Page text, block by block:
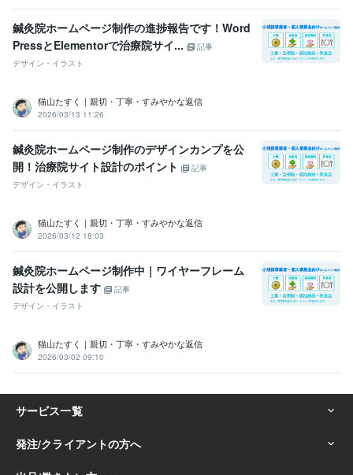
鍼灸院ホームページ制作の進捗報告です！Word
PressとElementorで治療院サイ...
記事
デザイン・イラスト
猫山たすく｜親切・丁寧・すみやかな返信
2026/03/13 11:26
鍼灸院ホームページ制作のデザインカンプを公
開！治療院サイト設計のポイント
記事
デザイン・イラスト
猫山たすく｜親切・丁寧・すみやかな返信
2026/03/12 18:03
鍼灸院ホームページ制作中｜ワイヤーフレーム
設計を公開します
記事
デザイン・イラスト
猫山たすく｜親切・丁寧・すみやかな返信
2026/03/02 09:10